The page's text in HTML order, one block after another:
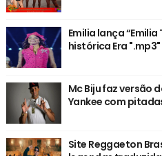
Emilia lança “Emilia
histórica Era
Mc Biju faz versão
Yankee com
Site Reggaeton